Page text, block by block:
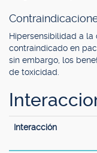
Hipersensibilidad a
contraindicado en
sin embargo, los
de toxicidad.
Interacción